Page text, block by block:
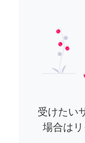
受けたい
場合は